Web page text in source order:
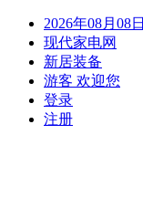
2026年08月08日
现代家电网
新居装备
游客 欢迎您
登录
注册